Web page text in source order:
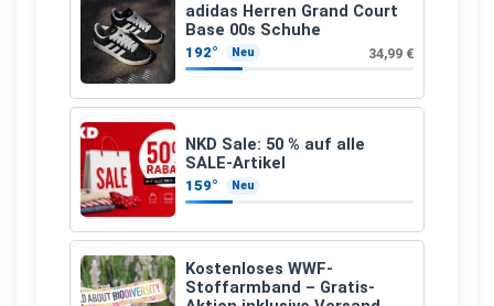
adidas Herren Grand Court
Base 00s Schuhe
192° Neu 34,99 €
NKD Sale: 50 % auf alle
SALE-Artikel
159° Neu
Kostenloses WWF-
Stoffarmband – Gratis-